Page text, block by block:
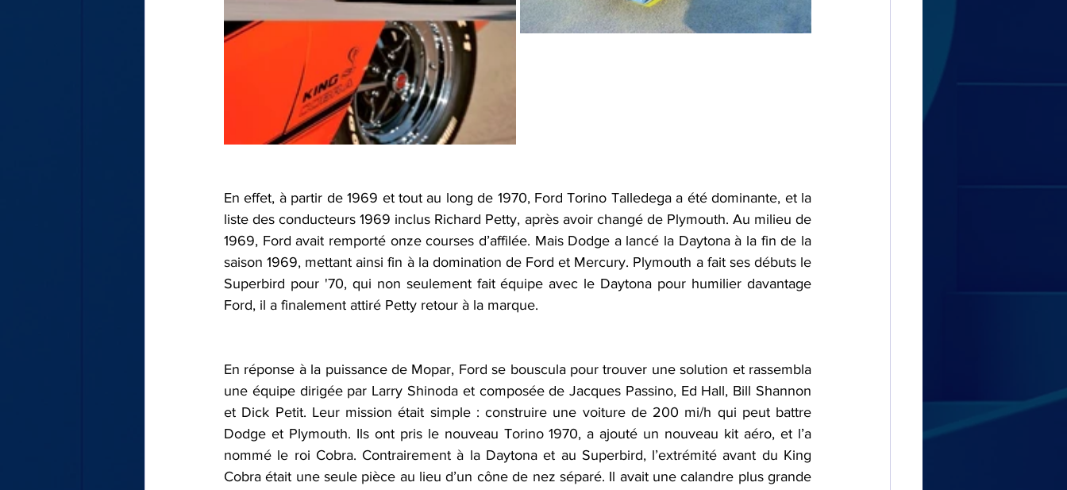
En effet, à partir de 1969 et tout au long de 1970, Ford Torino Talledega a été dominante, et la
liste des conducteurs 1969 inclus Richard Petty, après avoir changé de Plymouth. Au milieu de
1969, Ford avait remporté onze courses d’affilée. Mais Dodge a lancé la Daytona à la fin de la
saison 1969, mettant ainsi fin à la domination de Ford et Mercury. Plymouth a fait ses débuts le
Superbird pour '70, qui non seulement fait équipe avec le Daytona pour humilier davantage
Ford, il a finalement attiré Petty retour à la marque.
En réponse à la puissance de Mopar, Ford se bouscula pour trouver une solution et rassembla
une équipe dirigée par Larry Shinoda et composée de Jacques Passino, Ed Hall, Bill Shannon
et Dick Petit. Leur mission était simple : construire une voiture de 200 mi/h qui peut battre
Dodge et Plymouth. Ils ont pris le nouveau Torino 1970, a ajouté un nouveau kit aéro, et l’a
nommé le roi Cobra. Contrairement à la Daytona et au Superbird, l’extrémité avant du King
Cobra était une seule pièce au lieu d’un cône de nez séparé. Il avait une calandre plus grande